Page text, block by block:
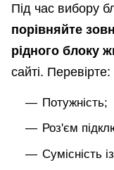
Під час вибору
порівняйте
рідного блоку
сайті. Перевірте:
Потужність;
Роз'єм
Сумісність